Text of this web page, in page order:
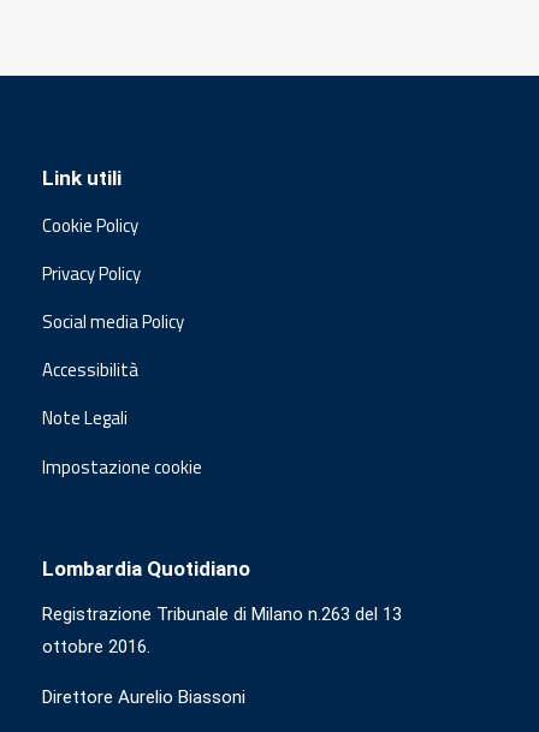
Link utili
Cookie Policy
Privacy Policy
Social media Policy
Accessibilità
Note Legali
Impostazione cookie
Lombardia Quotidiano
Registrazione Tribunale di Milano n.263 del 13
ottobre 2016.
Direttore Aurelio Biassoni